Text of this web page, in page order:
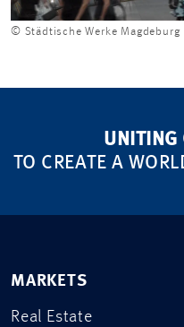
© Städtische Werke Magdeburg
UNITING
TO CREATE A
MARKETS
Real Estate